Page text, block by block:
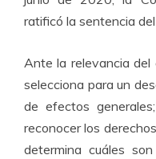
ratificó la sentencia
Ante la relevancia del
selecciona para un
de efectos
reconocer los
determina cuáles